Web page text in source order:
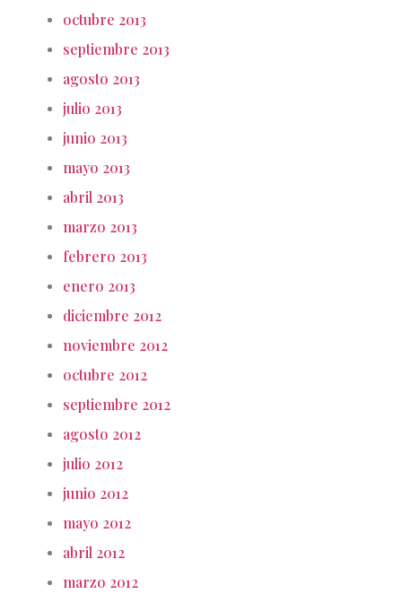
octubre 2013
septiembre 2013
agosto 2013
julio 2013
junio 2013
mayo 2013
abril 2013
marzo 2013
febrero 2013
enero 2013
diciembre 2012
noviembre 2012
octubre 2012
septiembre 2012
agosto 2012
julio 2012
junio 2012
mayo 2012
abril 2012
marzo 2012